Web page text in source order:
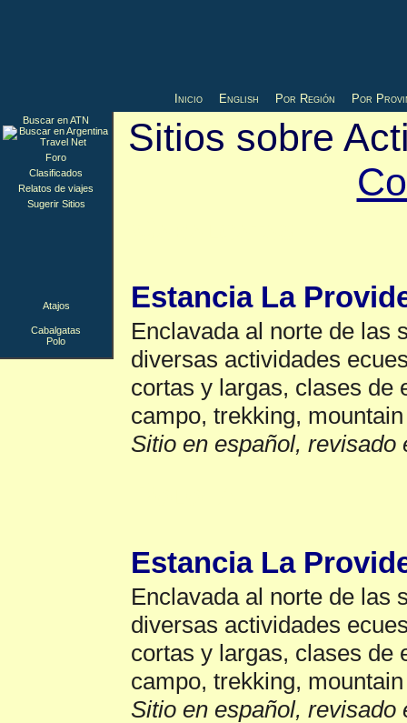
Inicio English Por Región Por
Sitios sobre
Estancia La
Enclavada al norte de las
diversas actividades
cortas y largas, clases de
campo, trekking,
Sitio en español, revisado
Estancia La
Enclavada al norte de las
diversas actividades
cortas y largas, clases de
campo, trekking,
Sitio en español, revisado
Buscar en ATN
Foro
Clasificados
Relatos de viajes
Sugerir Sitios
Atajos
Cabalgatas
Polo